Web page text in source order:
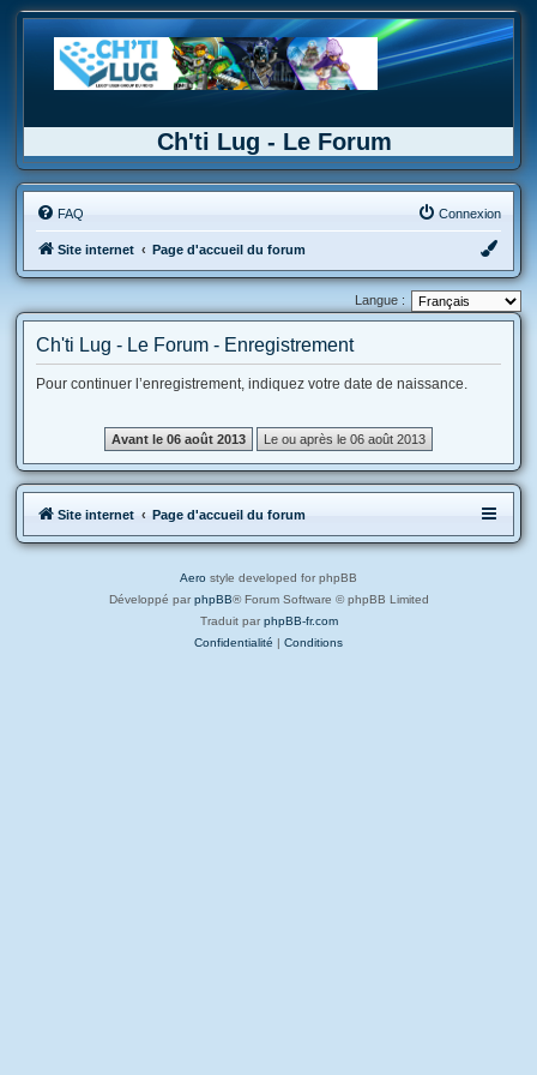
Ch'ti Lug - Le Forum
FAQ Connexion
Site internet Page d'accueil du forum
Langue :
Ch'ti Lug - Le Forum - Enregistrement
Pour continuer l’enregistrement, indiquez votre date de naissance.
Site internet Page d'accueil du forum
Aero style developed for phpBB
Développé par phpBB® Forum Software © phpBB Limited
Traduit par phpBB-fr.com
Confidentialité | Conditions